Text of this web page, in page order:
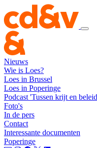
Nieuws
Wie is Loes?
Loes in Brussel
Loes in Poperinge
Podcast 'Tussen krijt en
Foto's
In de pers
Contact
Interessante documenten
Poperinge